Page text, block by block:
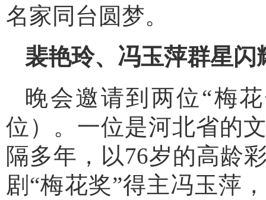
名家同台圆梦。
裴艳玲、冯玉萍群星闪
晚会邀请到两位“梅
位）。一位是河北省的
隔多年，以76岁的高龄
剧“梅花奖”得主冯玉萍